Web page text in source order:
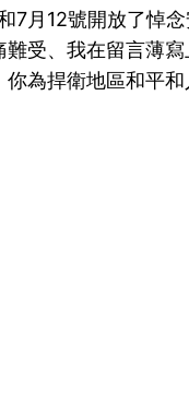
7月12號開放了悼
受、我在留言薄
為捍衛地區和平